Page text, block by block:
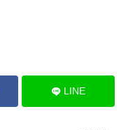
LINE